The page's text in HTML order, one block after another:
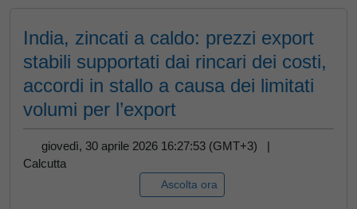
India, zincati a caldo: prezzi export
stabili supportati dai rincari dei costi,
accordi in stallo a causa dei limitati
volumi per l’export
giovedì, 30 aprile 2026 16:27:53 (GMT+3) |
Calcutta
Ascolta ora